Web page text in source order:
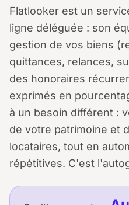
Flatlooker est un
ligne déléguée : son
gestion de vos biens
quittances, relances,
des honoraires
exprimés en
à un besoin différent :
de votre patrimoine et
locataires, tout en
répétitives. C'est